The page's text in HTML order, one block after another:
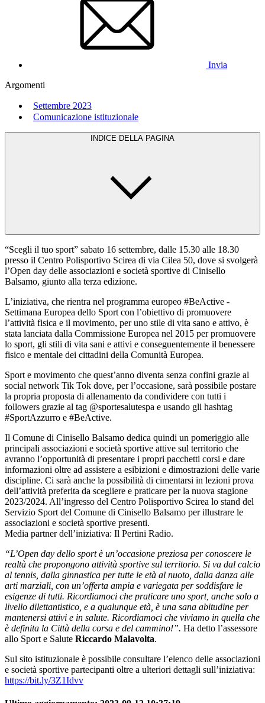
Invia
Argomenti
Settembre 2023
Comunicazione istituzionale
INDICE DELLA PAGINA
“Scegli il tuo sport” sabato 16 settembre, dalle 15.30 alle 18.30
presso il Centro Polisportivo Scirea di via Cilea 50, dove si svolgerà
l’Open day delle associazioni e società sportive di Cinisello
Balsamo, giunto alla terza edizione.
L’iniziativa, che rientra nel programma europeo #BeActive -
Settimana Europea dello Sport con l’obiettivo di promuovere
l’attività fisica e il movimento, per uno stile di vita sano e attivo, è
stata lanciata dalla Commissione Europea nel 2015 per promuovere
lo sport, gli stili di vita sani e attivi e conseguentemente il benessere
fisico e mentale dei cittadini della Comunità Europea.
Sport e movimento che quest’anno diventa senza confini grazie al
social network Tik Tok dove, per l’occasione, sarà possibile postare
la propria proposta di allenamento da condividere con tutti i
followers grazie al tag @sportesalutespa e usando gli hashtag
#SportAzzurro e #BeActive.
Il Comune di Cinisello Balsamo dedica quindi un pomeriggio alle
principali associazioni e società sportive attive sul territorio che
avranno l’opportunità di presentare i propri pacchetti corsi e dare
informazioni oltre ad assistere a esibizioni e dimostrazioni delle varie
discipline. Ci sarà anche la possibilità di cimentarsi in lezioni prova
dell’attività preferita da scegliere e praticare per la nuova stagione
2023/2024. All’ingresso del Centro Polisportivo Scirea lo stand del
Servizio Sport del Comune di Cinisello Balsamo per illustrare le
associazioni e società sportive presenti.
Media partner dell’iniziativa: Il Pertini Radio.
“L’Open day dello sport è un’occasione preziosa per conoscere le
realtà che propongono attività sportive sul territorio. Si va dal calcio
al tennis, dalla ginnastica per tutte le età al nuoto, dalla danza alle
arti marziali, con un’offerta ampia e variegata per soddisfare le
esigenze di tutti. Ricordiamoci che praticare uno sport, anche solo a
livello dilettantistico, e a qualunque età, è una sana abitudine per
mantenersi attivi e in salute. Ricordiamoci che viviamo in quella che
è definita la Città della corsa e del cammino!”. Ha detto l’assessore
allo Sport e Salute Riccardo Malavolta.
Sul sito istituzionale è possibile consultare l’elenco delle associazioni
e società sportive partecipanti oltre a ulteriori dettagli sull’iniziativa:
https://bit.ly/3Z1Idvv